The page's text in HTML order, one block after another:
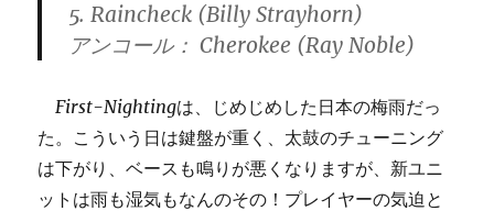
5. Raincheck (Billy Strayhorn)
アンコール： Cherokee (Ray Noble)
First-Nightingは、じめじめした日本の梅雨だっ
た。こういう日は鍵盤が重く、太鼓のチューニング
は下がり、ベースも鳴りが悪くなりますが、新ユニ
ットは雨も湿気もなんのその！プレイヤーの気迫と